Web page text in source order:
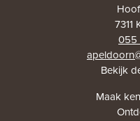
7311
055
Bekijk
Maak